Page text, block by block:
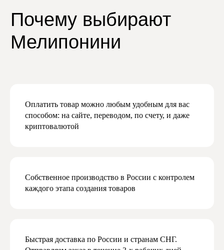
Оплатить товар можно любым удобным для вас
способом: на сайте, переводом, по счету, и даже
криптовалютой
Собственное производство в России с контролем
каждого этапа создания товаров
Быстрая доставка по России и странам СНГ.
и узнавайте первыми
о скидках и новинках